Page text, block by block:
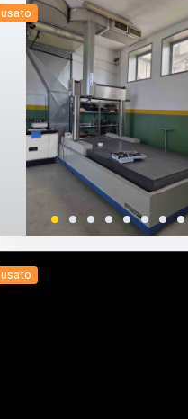
usato
usato